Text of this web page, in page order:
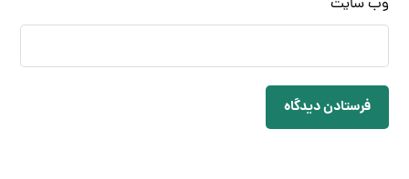
وب‌ سایت
فرستادن دیدگاه